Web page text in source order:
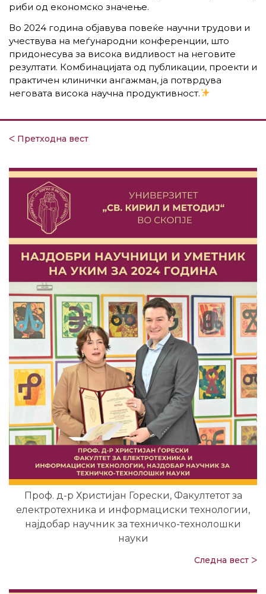
риби од економско значење.​
Во 2024 година објавува повеќе научни трудови и
учествува на меѓународни конференции, што
придонесува за висока видливост на неговите
резултати. Комбинацијата од публикации, проекти и
практичен клинички ангажман, ја потврдува
неговата висока научна продуктивност.​
ᐸ Претходна вест
Проф. д-р Христијан Горески, Факултетот за
електротехника и информациски технологии,
најдобар научник за техничко-технолошки
науки
Следна вест ᐳ